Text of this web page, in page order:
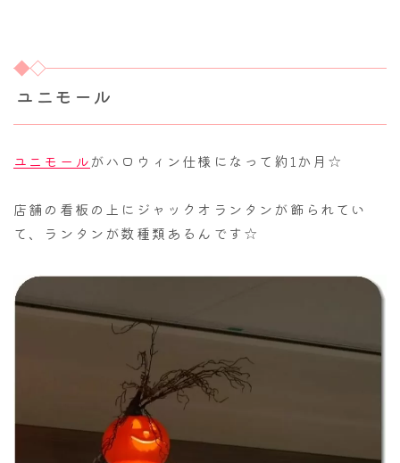
ユニモール
ユニモールがハロウィン仕様になって約1か月☆
店舗の看板の上にジャックオランタンが飾られてい
て、ランタンが数種類あるんです☆